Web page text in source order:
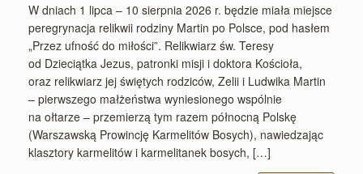
W dniach 1 lipca – 10 sierpnia 2026 r. będzie miała miejsce
peregrynacja relikwii rodziny Martin po Polsce, pod hasłem
„Przez ufność do miłości”. Relikwiarz św. Teresy
od Dzieciątka Jezus, patronki misji i doktora Kościoła,
oraz relikwiarz jej świętych rodziców, Zelii i Ludwika Martin
– pierwszego małżeństwa wyniesionego wspólnie
na ołtarze – przemierzą tym razem północną Polskę
(Warszawską Prowincję Karmelitów Bosych), nawiedzając
klasztory karmelitów i karmelitanek bosych, […]